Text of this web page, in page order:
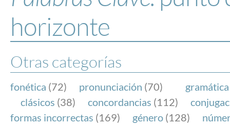
ESPECIALES
BLOG
NOTICIAS
FundéuRAE es una fundación patrocinada por la
y la Real Academia Española, cuyo objetivo es
el buen uso del español en los medios de
Internet.
horizonte
Otras categorías
fonética (72) pronunciación (70) gramática
clásicos (38) concordancias (112)
formas incorrectas (169) género (128)